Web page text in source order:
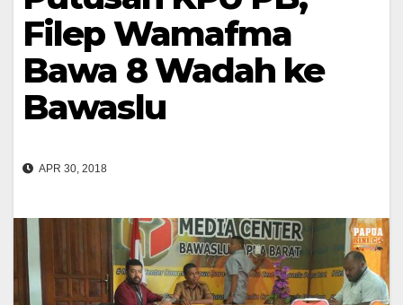
Filep Wamafma
Bawa 8 Wadah ke
Bawaslu
APR 30, 2018